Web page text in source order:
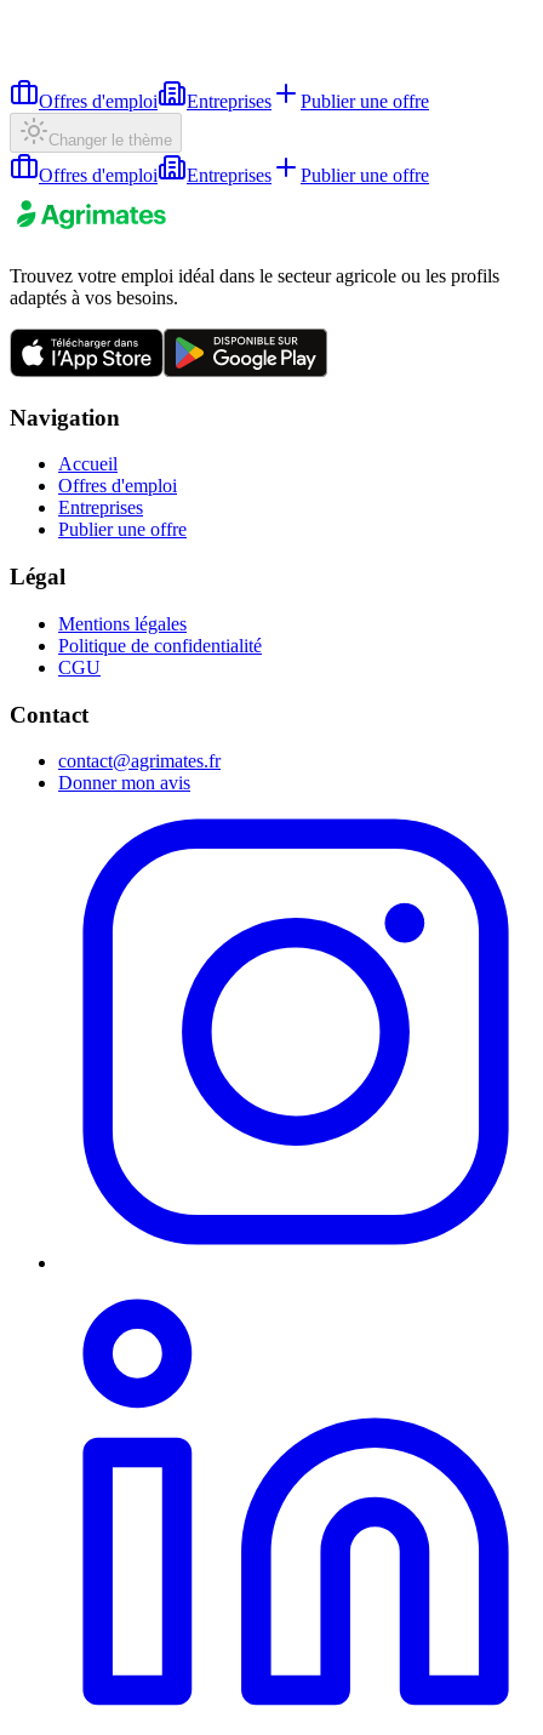
Offres d'emploi Entreprises Publier une offre
Changer le thème
Offres d'emploi Entreprises Publier une offre
Trouvez votre emploi idéal dans le secteur agricole ou les profils
adaptés à vos besoins.
Navigation
Accueil
Offres d'emploi
Entreprises
Publier une offre
Légal
Mentions légales
Politique de confidentialité
CGU
Contact
contact@agrimates.fr
Donner mon avis